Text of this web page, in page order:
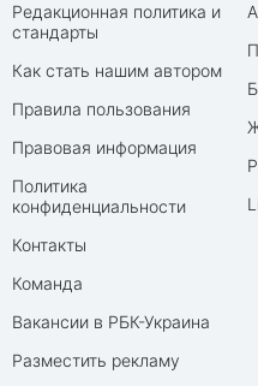
Редакционная политика и
стандарты
Как стать нашим автором
Правила пользования
Правовая информация
Политика
конфиденциальности
Контакты
Команда
Вакансии в РБК-Украина
Разместить рекламу